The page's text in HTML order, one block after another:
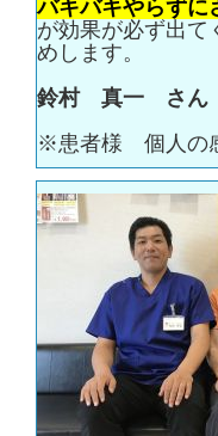
バキバキやらずに
が効果が必ず出て
めします。
鈴村 真一 さん
※患者様 個人の